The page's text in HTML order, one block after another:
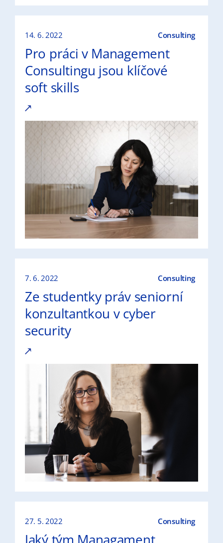
14. 6. 2022 Consulting
Pro práci v Management
Consultingu jsou klíčové
soft skills
7. 6. 2022 Consulting
Ze studentky práv seniorní
konzultantkou v cyber
security
27. 5. 2022 Consulting